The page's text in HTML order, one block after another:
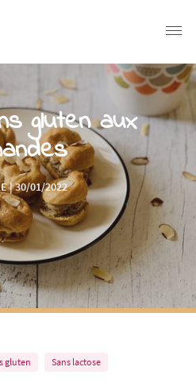
gluten aux
| 30/01/2022
gluten Sans lactose